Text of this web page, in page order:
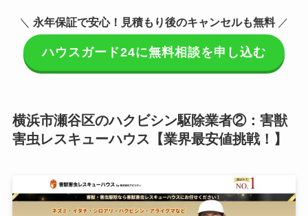
＼ 永年保証で安心！見積もり後のキャンセルも無料／
ハウスガード24に無料相談を申し込む
横浜市瀬谷区のハクビシン駆除業者②：害獣
害虫レスキューハウス【業界最安値挑戦！】